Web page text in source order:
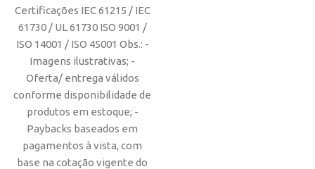
Certificações IEC 61215 / IEC
61730 / UL 61730 ISO 9001 /
ISO 14001 / ISO 45001 Obs.: -
Imagens ilustrativas; -
Oferta/ entrega válidos
conforme disponibilidade de
produtos em estoque; -
Paybacks baseados em
pagamentos à vista, com
base na cotação vigente do